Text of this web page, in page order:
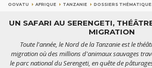
OOVATU AFRIQUE TANZANIE DOSSIERS
UN SAFARI AU SERENGETI,
MIGRATION
Toute l'année, le Nord de la Tanzanie est le
migration où des millions d'animaux sauvages
le parc national du Serengeti, en quête de